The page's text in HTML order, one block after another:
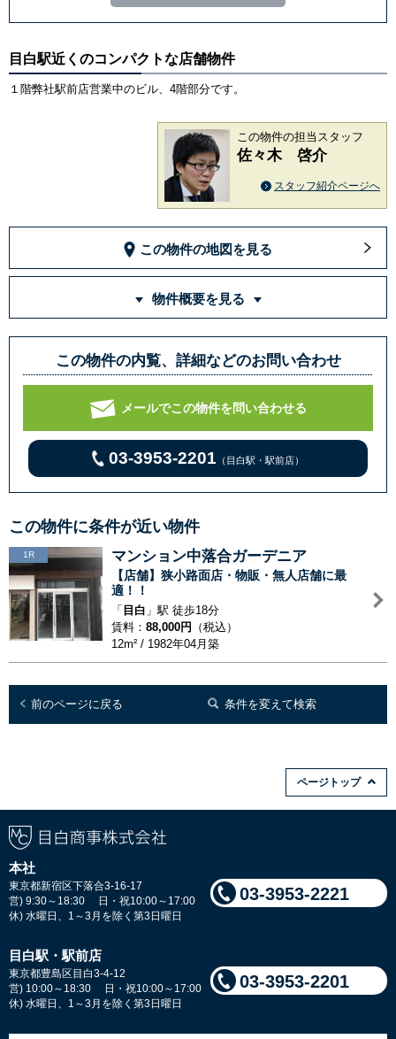
目白駅近くのコンパクトな店舗物件
１階弊社駅前店営業中のビル、4階部分です。
この物件の担当スタッフ
佐々木 啓介
スタッフ紹介ページへ
この物件の地図を見る
物件概要を見る
この物件の内覧、詳細などのお問い合わせ
メールでこの物件を問い合わせる
03-3953-2201 （目白駅・駅前店）
この物件に条件が近い物件
1R マンション中落合ガーデニア
【店舗】狭小路面店・物販・無人店舗に最
適！！
「 目白 」駅 徒歩18分
賃料： 88,000円
（税込）
12m² / 1982年04月築
前のページに戻る 条件を変えて検索
ページトップ
本社
東京都新宿区下落合3-16-17
営) 9:30～18:30 日・祝10:00～17:00
休) 水曜日、1～3月を除く第3日曜日
03-3953-2221
目白駅・駅前店
東京都豊島区目白3-4-12
営) 10:00～18:30 日・祝10:00～17:00
休) 水曜日、1～3月を除く第3日曜日
03-3953-2201